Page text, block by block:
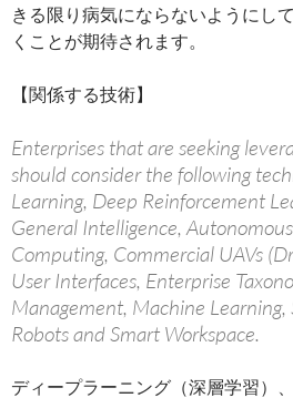
きる限り病気にならないようにし
くことが期待されます。
【関係する技術】
Enterprises that are seeking
should consider the following
Learning, Deep Reinforcement
General Intelligence,
Computing, Commercial UAVs
User Interfaces, Enterprise
Management, Machine
Robots and Smart Workspace.
ディープラーニング（深層学習）